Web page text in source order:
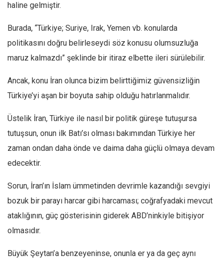
haline gelmiştir.
Burada, “Türkiye; Suriye, Irak, Yemen vb. konularda
politikasını doğru belirleseydi söz konusu olumsuzluğa
maruz kalmazdı” şeklinde bir itiraz elbette ileri sürülebilir.
Ancak, konu İran olunca bizim belirttiğimiz güvensizliğin
Türkiye’yi aşan bir boyuta sahip olduğu hatırlanmalıdır.
Üstelik İran, Türkiye ile nasıl bir politik güreşe tutuşursa
tutuşsun, onun ilk Batı’sı olması bakımından Türkiye her
zaman ondan daha önde ve daima daha güçlü olmaya devam
edecektir.
Sorun, İran’ın İslam ümmetinden devrimle kazandığı sevgiyi
bozuk bir parayı harcar gibi harcaması; coğrafyadaki mevcut
ataklığının, güç gösterisinin giderek ABD’ninkiyle bitişiyor
olmasıdır.
Büyük Şeytan’a benzeyeninse, onunla er ya da geç aynı